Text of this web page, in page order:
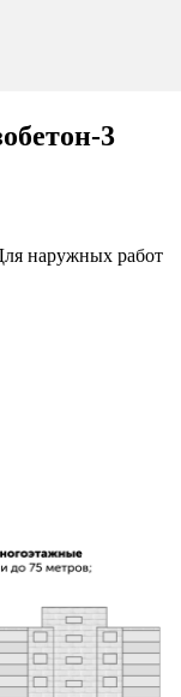
3
наружных работ